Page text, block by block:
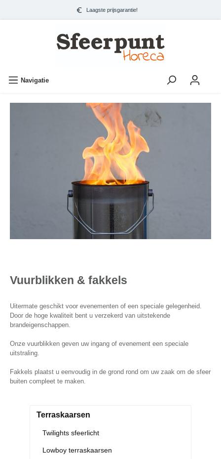
Laagste prijsgarantie!
Navigatie
Vuurblikken & fakkels
Uitermate geschikt voor evenementen of een speciale gelegenheid.
Door de hoge kwaliteit bent u verzekerd van uitstekende
brandeigenschappen.
Onze vuurblikken geven uw ingang of evenement een speciale
uitstraling.
Fakkels plaatst u eenvoudig in de grond rond om uw zaak om de sfeer
buiten compleet te maken.
Terraskaarsen
Twilights sfeerlicht
Lowboy terraskaarsen